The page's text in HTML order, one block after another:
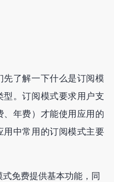
了解一下什么是订阅模
。订阅模式要求用户支
年费）才能使用应用的
中常用的订阅模式主要
式免费提供基本功能，同